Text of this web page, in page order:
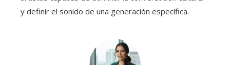
y definir el sonido de una generación específica.